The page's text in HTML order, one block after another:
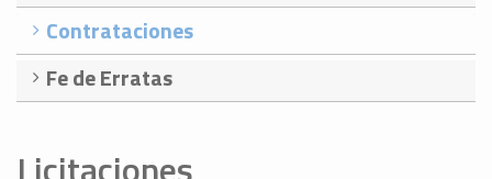
Contrataciones
Fe de Erratas